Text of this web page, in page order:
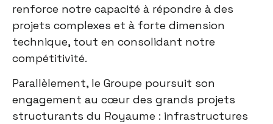
renforce notre capacité à répondre à des
projets complexes et à forte dimension
technique, tout en consolidant notre
compétitivité.
Parallèlement, le Groupe poursuit son
engagement au cœur des grands projets
structurants du Royaume : infrastructures